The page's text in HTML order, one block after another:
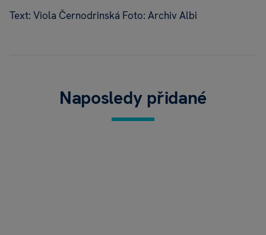
Text: Viola Černodrinská Foto: Archiv Albi
Naposledy přidané